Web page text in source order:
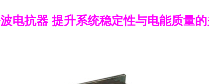
电抗器 提升系统稳定性与电能质量